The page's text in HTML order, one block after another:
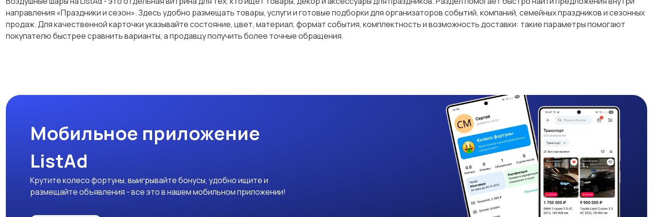
направления «Праздники и сезон». Здесь удобно размещать товары, услуги и готовые подборки для организаторов событий, компаний, семейных праздников и сезонных
продаж. Для качественной карточки указывайте состояние, цвет, материал, формат события, комплектность и возможность доставки: такие параметры помогают
покупателю быстрее сравнить варианты, а продавцу получить более точные обращения.
Мобильное приложение
ListAd
Крутите колесо фортуны, выигрывайте бонусы, удобно ищите и
размещайте объявления - все это в нашем мобильном приложении!